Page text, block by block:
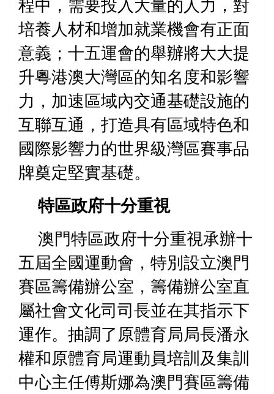
程中，需要投入大量的人力，對
培養人材和增加就業機會有正面
意義；十五運會的舉辦將大大提
升粵港澳大灣區的知名度和影響
力，加速區域內交通基礎設施的
互聯互通，打造具有區域特色和
國際影響力的世界級灣區賽事品
牌奠定堅實基礎。
特區政府十分重視
澳門特區政府十分重視承辦十
五屆全國運動會 ，特別設立澳門
賽區籌備辦公室，籌備辦公室直
屬社會文化司司長並在其指示下
運作。抽調了原體育局局長潘永
權和原體育局運動員培訓及集訓
中心主任傅斯娜為澳門賽區籌備